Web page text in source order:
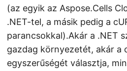
(az egyik az Aspose.Cells
.NET-tel, a másik pedig a
parancsokkal).Akár a .NET
gazdag környezetét, akár a
egyszerűségét választja,